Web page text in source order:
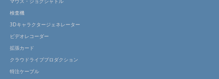
検査機
3Dキャラクタージェネレーター
ビデオレコーダー
拡張カード
クラウドライブプロダクション
特注ケーブル